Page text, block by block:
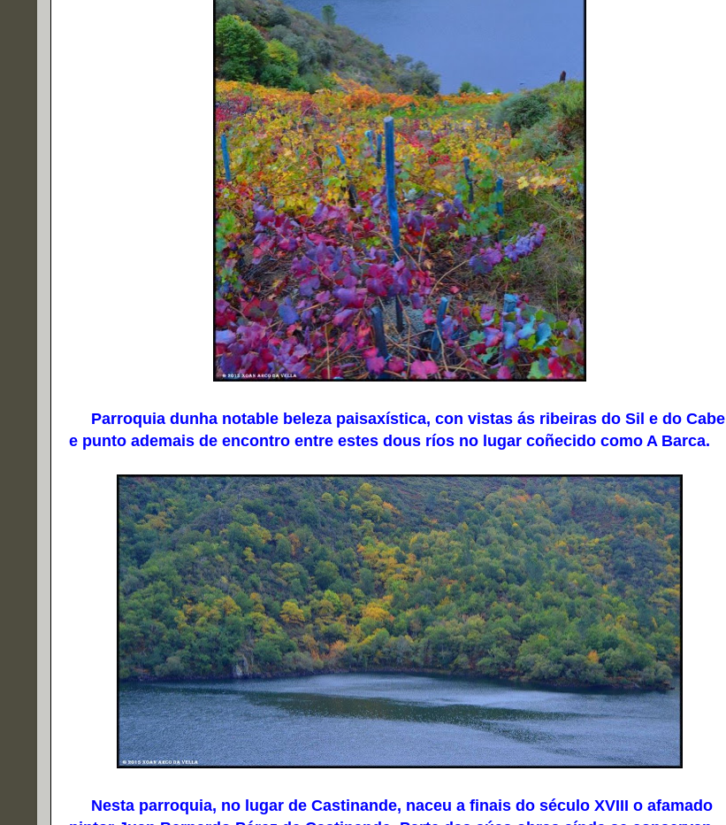
Parroquia dunha notable beleza paisaxística, con vistas ás ribeiras do Sil e do Cabe
e punto ademais de encontro entre estes dous ríos no lugar coñecido como A Barca.
Nesta parroquia, no lugar de Castinande, naceu a finais do século XVIII o afamado